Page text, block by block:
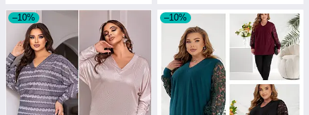
–10% –10%